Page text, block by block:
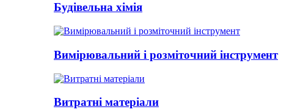
Будівельна хімія
Вимірювальний і розміточний інструмент
Витратні матеріали